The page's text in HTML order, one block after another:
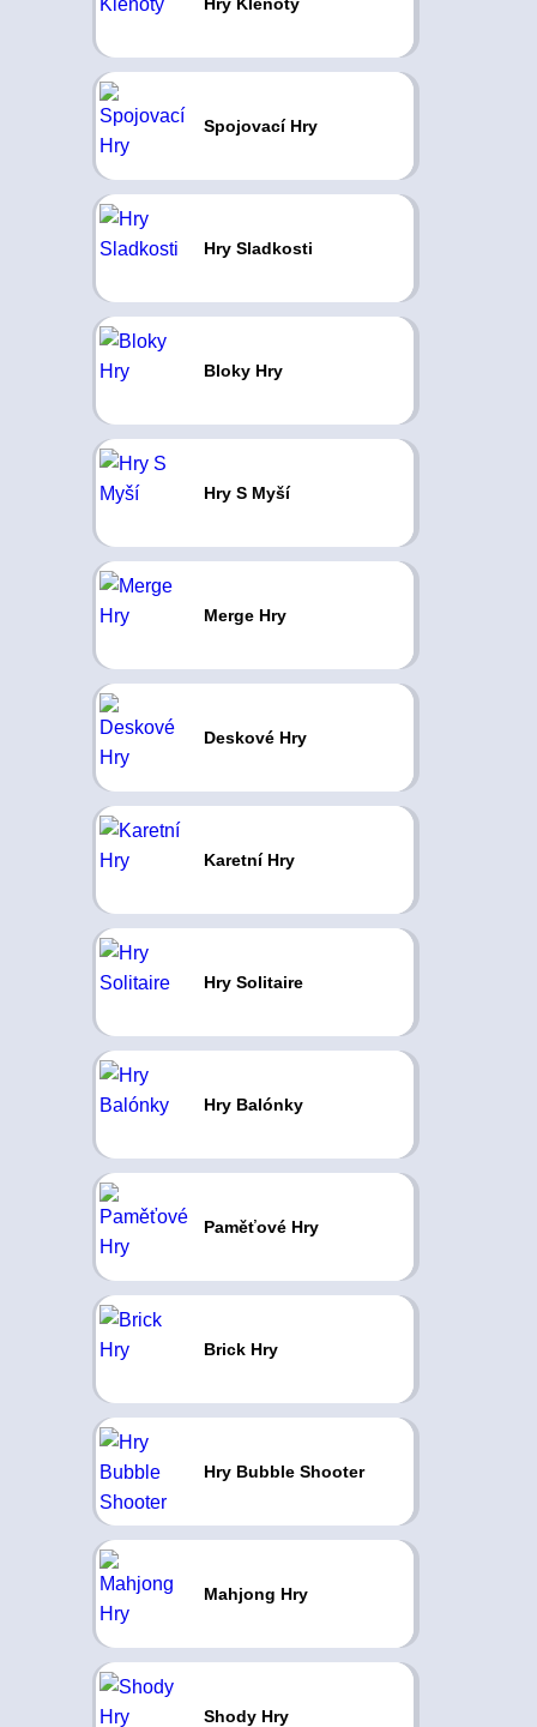
Spojovací Hry
Hry Sladkosti
Bloky Hry
Hry S Myší
Merge Hry
Deskové Hry
Karetní Hry
Hry Solitaire
Hry Balónky
Paměťové Hry
Brick Hry
Hry Bubble Shooter
Mahjong Hry
Shody Hry